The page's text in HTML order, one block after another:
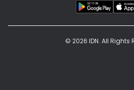
© 2026 IDN. All Rights